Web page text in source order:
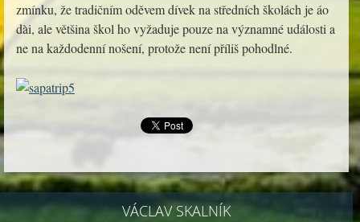
zmínku, že tradičním oděvem dívek na středních školách je áo
dài, ale většina škol ho vyžaduje pouze na významné události a
ne na každodenní nošení, protože není příliš pohodlné.
VÁCLAV SKALNÍK